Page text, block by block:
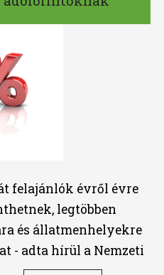
felajánlók évről évre
legtöbben
és állatmenhelyekre
- adta hírül a Nemzeti